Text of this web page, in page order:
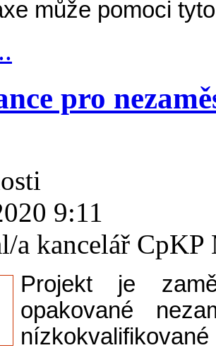
může pomoci
pro
9:11
a kancelář
Projekt je
opakované